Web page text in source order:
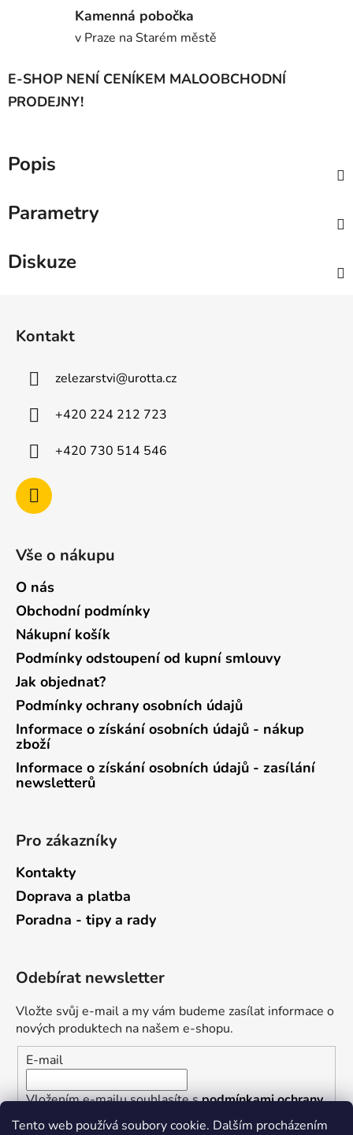
Tento web používá soubory cookie. Dalším procházením
Kamenná pobočka
v Praze na Starém městě
E-SHOP NENÍ CENÍKEM MALOOBCHODNÍ
PRODEJNY!
Popis
Parametry
Diskuze
Kontakt
zelezarstvi@urotta.cz
+420 224 212 723
+420 730 514 546
Vše o nákupu
O nás
Obchodní podmínky
Nákupní košík
Podmínky odstoupení od kupní smlouvy
Jak objednat?
Podmínky ochrany osobních údajů
Informace o získání osobních údajů - nákup
zboží
Informace o získání osobních údajů - zasílání
newsletterů
Pro zákazníky
Kontakty
Doprava a platba
Poradna - tipy a rady
Odebírat newsletter
Vložte svůj e-mail a my vám budeme zasílat informace o
nových produktech na našem e-shopu.
E-mail
Vložením e-mailu souhlasíte spodmínkami ochrany
osobních údajů